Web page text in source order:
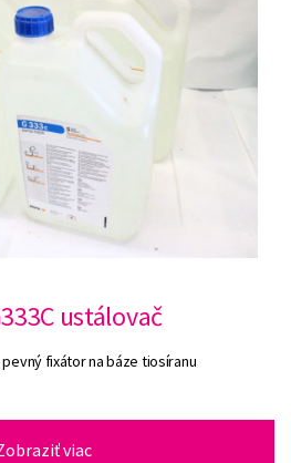
ustálovač
fixátor na báze tiosíranu
viac